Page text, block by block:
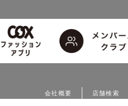
会社概要 店舗検索